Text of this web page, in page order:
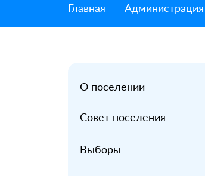
Главная Администрация
О поселении
Совет поселения
Выборы